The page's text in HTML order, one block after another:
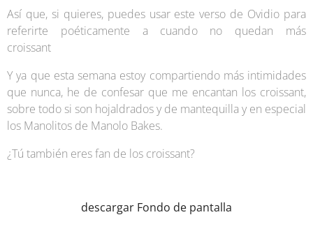
Así que, si quieres, puedes usar este verso de Ovidio para
referirte poéticamente a cuando no quedan más
croissant 😆
Y ya que esta semana estoy compartiendo más intimidades
que nunca, he de confesar que me encantan los croissant,
sobre todo si son hojaldrados y de mantequilla y en especial
los Manolitos de Manolo Bakes.
¿Tú también eres fan de los croissant?
descargar Fondo de pantalla